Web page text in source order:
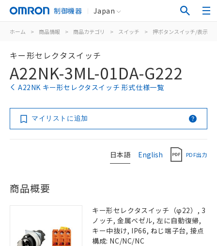
制御機器 Japan
ホーム > 商品情報 > 商品カテゴリ > スイッチ > 押ボタンスイッチ/表示灯
キー形セレクタスイッチ
A22NK-3ML-01DA-G222
A22NK キー形セレクタスイッチ 形式仕様一覧
マイリストに追加
日本語 English PDF出力
商品概要
キー形セレクタスイッチ（φ22）, 3
ノッチ, 金属ベゼル, 左に自動復帰,
キー中抜け, IP66, ねじ端子台, 接点
構成: NC/NC/NC